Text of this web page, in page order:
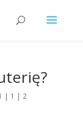
| 1 | 2